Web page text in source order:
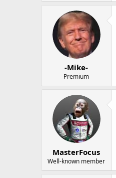
-Mike-
Premium
MasterFocus
Well-known member